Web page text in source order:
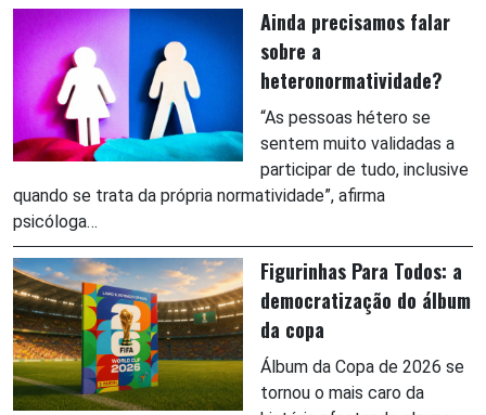
Ainda precisamos falar
sobre a
heteronormatividade?
“As pessoas hétero se
sentem muito validadas a
participar de tudo, inclusive
quando se trata da própria normatividade”, afirma
psicóloga…
Figurinhas Para Todos: a
democratização do álbum
da copa
Álbum da Copa de 2026 se
tornou o mais caro da